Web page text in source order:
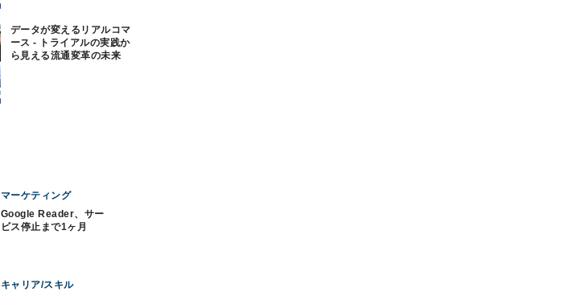
データが変えるリアルコマ
ース - トライアルの実践か
ら見える流通変革の未来
マーケティング
Google Reader、サー
ビス停止まで1ヶ月
キャリア/スキル